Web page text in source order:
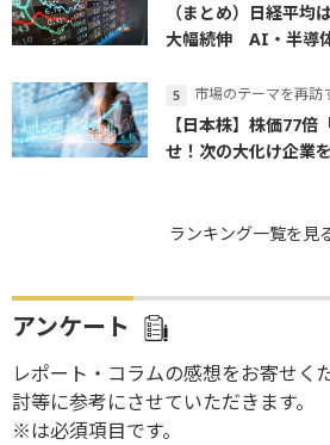
（まとめ）日経平均
大幅続伸 AI・半導
市場のテーマを再訪する
【日本株】株価77
せ！次の大化け企業
ランキング一覧を見
アンケート
レポート・コラムの感想をお寄せく
討等に参考にさせていただきます。
※は必須項目です。